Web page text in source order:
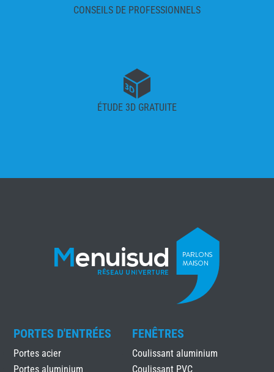
CONSEILS DE PROFESSIONNELS
ÉTUDE 3D GRATUITE
PORTES D'ENTRÉES
Portes acier
Portes aluminium
FENÊTRES
Coulissant aluminium
Coulissant PVC